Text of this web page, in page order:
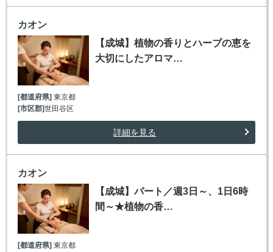
カオン
【成城】植物の香りとハーブの恵を
大切にしたアロマ…
[都道府県] 東京都
[市区郡]世田谷区
詳細を見る
カオン
【成城】パート／週3日～、1日6時
間～★植物の香…
[都道府県] 東京都